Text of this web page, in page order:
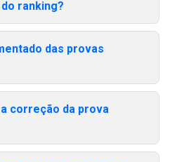
ranking?
das provas
correção da prova